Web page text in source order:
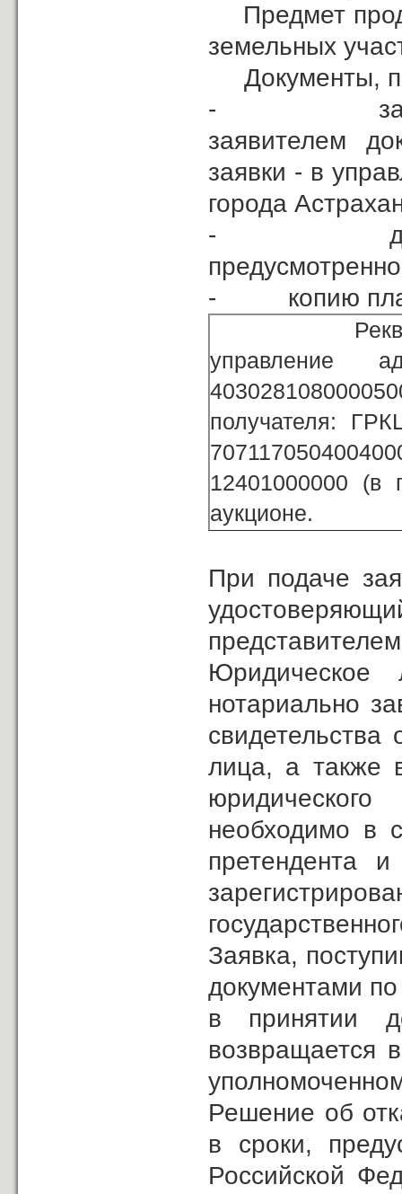
Предмет
земельных
Документы,
- заявка на
заявителем
заявки - в
города
- договор
- копию
Реквизиты
получателя:
12401000000 (в
аукционе.
При подаче
Юридическое
нотариально
свидетельства
лица, а также
необходимо в
претендента и
Заявка,
документами по
в принятии
возвращается
Решение об
в сроки,
Российской